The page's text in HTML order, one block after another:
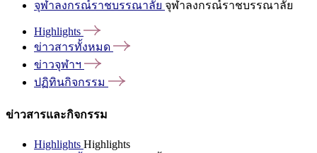
จุฬาลงกรณ์ราชบรรณาลัย จุฬาลงกรณ์ราชบรรณาลัย
Highlights
ข่าวสารทั้งหมด
ข่าวจุฬาฯ
ปฏิทินกิจกรรม
ข่าวสารและกิจกรรม
Highlights Highlights